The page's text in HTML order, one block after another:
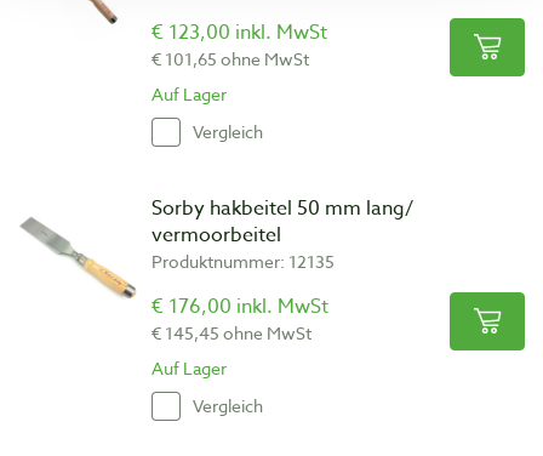
€ 123,00 inkl. MwSt
€ 101,65 ohne MwSt
Auf Lager
Vergleich
Sorby hakbeitel 50 mm lang/
vermoorbeitel
Produktnummer: 12135
€ 176,00 inkl. MwSt
€ 145,45 ohne MwSt
Auf Lager
Vergleich